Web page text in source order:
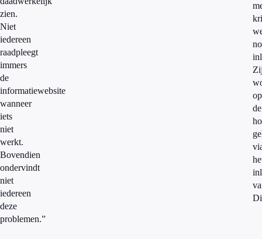
zien.
Niet
iedereen
raadpleegt
immers
de
informatiewebsite
wanneer
iets
niet
werkt.
Bovendien
ondervindt
niet
iedereen
deze
problemen.”
op
de